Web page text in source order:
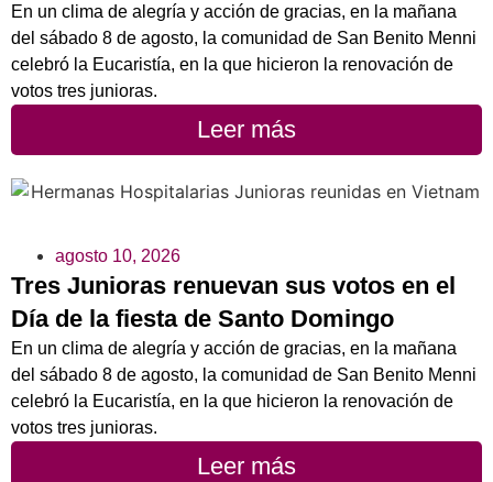
En un clima de alegría y acción de gracias, en la mañana
del sábado 8 de agosto, la comunidad de San Benito Menni
celebró la Eucaristía, en la que hicieron la renovación de
votos tres junioras.
Leer más
agosto 10, 2026
Tres Junioras renuevan sus votos en el
Día de la fiesta de Santo Domingo
En un clima de alegría y acción de gracias, en la mañana
del sábado 8 de agosto, la comunidad de San Benito Menni
celebró la Eucaristía, en la que hicieron la renovación de
votos tres junioras.
Leer más